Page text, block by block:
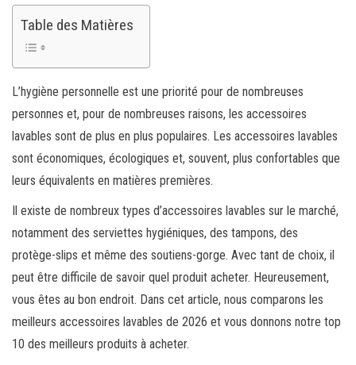
Table des Matières
L’hygiène personnelle est une priorité pour de nombreuses
personnes et, pour de nombreuses raisons, les accessoires
lavables sont de plus en plus populaires. Les accessoires lavables
sont économiques, écologiques et, souvent, plus confortables que
leurs équivalents en matières premières.
Il existe de nombreux types d’accessoires lavables sur le marché,
notamment des serviettes hygiéniques, des tampons, des
protège-slips et même des soutiens-gorge. Avec tant de choix, il
peut être difficile de savoir quel produit acheter. Heureusement,
vous êtes au bon endroit. Dans cet article, nous comparons les
meilleurs accessoires lavables de 2026 et vous donnons notre top
10 des meilleurs produits à acheter.